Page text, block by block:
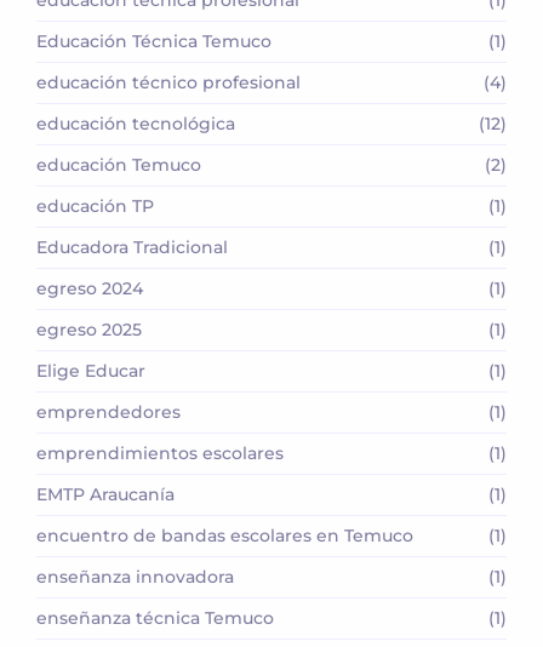
Educación Técnica Temuco
(1)
educación técnico profesional
(4)
educación tecnológica
(12)
educación Temuco
(2)
educación TP
(1)
Educadora Tradicional
(1)
egreso 2024
(1)
egreso 2025
(1)
Elige Educar
(1)
emprendedores
(1)
emprendimientos escolares
(1)
EMTP Araucanía
(1)
encuentro de bandas escolares en Temuco
(1)
enseñanza innovadora
(1)
enseñanza técnica Temuco
(1)